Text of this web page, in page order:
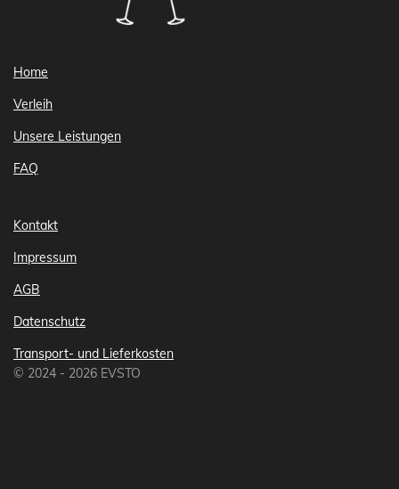
Home
Verleih
Unsere Leistungen
FAQ
Kontakt
Impressum
AGB
Datenschutz
Transport- und Lieferkosten
© 2024 - 2026 EVSTO